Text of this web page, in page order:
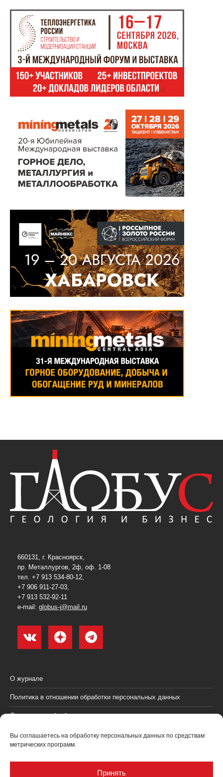
Вы соглашаетесь на обработку персональных данных по средствам
метрических программ.
Принять
660131, г. Красноярск,
пр. Металлургов, 2ф, оф. 1-08
тел. +7 913 534-80-12,
+7 906 911-27-03,
+7 913 532-92-11
e-mail: globus-j@mail.ru
О журнале
Политика в отношении обработки персональных данных
Согласие на обработку персональных данных
Пользовательское соглашение (оферта)